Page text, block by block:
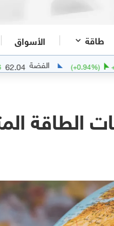
طاقة الأسواق
الفضة 62.04
+0.56
%)
الطاقة